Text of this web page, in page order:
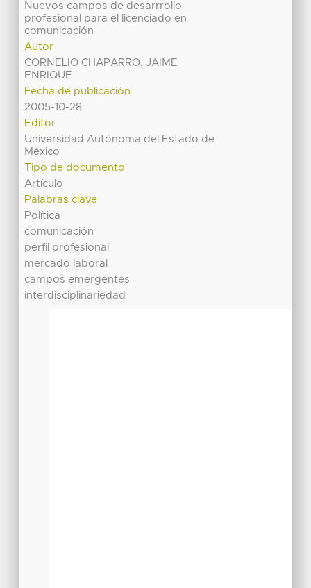
Nuevos campos de desarrrollo
profesional para el licenciado en
comunicación
Autor
CORNELIO CHAPARRO, JAIME
ENRIQUE
Fecha de publicación
2005-10-28
Editor
Universidad Autónoma del Estado de
México
Tipo de documento
Artículo
Palabras clave
Política
comunicación
perfil profesional
mercado laboral
campos emergentes
interdisciplinariedad